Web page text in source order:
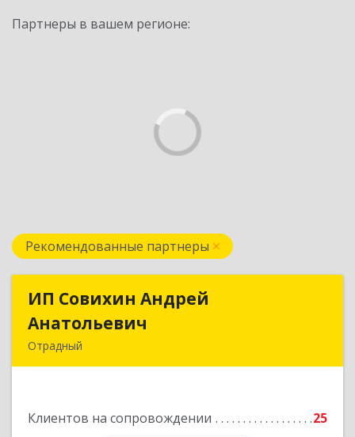
Партнеры в вашем регионе:
Рекомендованные партнеры
ИП Совихин Андрей
Анатольевич
Отрадный
Клиентов на сопровождении 25
ИП Совихин Андрей
Подробнее